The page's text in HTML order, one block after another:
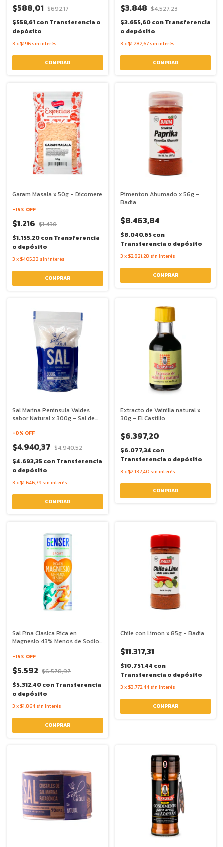
$588,01 $692,17
$558,61conTransferencia o
depósito
3 x $196 sin interés
$3.848 $4.527,23
$3.655,60conTransferencia
o depósito
3 x $1.282,67 sin interés
Garam Masala x 50g - Dicomere
-15% OFF
$1.216 $1.430
$1.155,20conTransferencia
o depósito
3 x $405,33 sin interés
Pimenton Ahumado x 56g -
Badia
$8.463,84
$8.040,65con
Transferencia o depósito
3 x $2.821,28 sin interés
Sal Marina Peninsula Valdes
sabor Natural x 300g - Sal de
-0% OFF
$4.940,37 $4.940,52
$4.693,35conTransferencia
o depósito
3 x $1.646,79 sin interés
Extracto de Vainilla natural x
30g - El Castillo
$6.397,20
$6.077,34 con
Transferencia o depósito
3 x $2.132,40 sin interés
Sal Fina Clasica Rica en
Magnesio 43% Menos de Sodio
-15% OFF
$5.592 $6.578,97
$5.312,40conTransferencia
o depósito
3 x $1.864 sin interés
Chile con Limon x 85g - Badia
$11.317,31
$10.751,44 con
Transferencia o depósito
3 x $3.772,44 sin interés